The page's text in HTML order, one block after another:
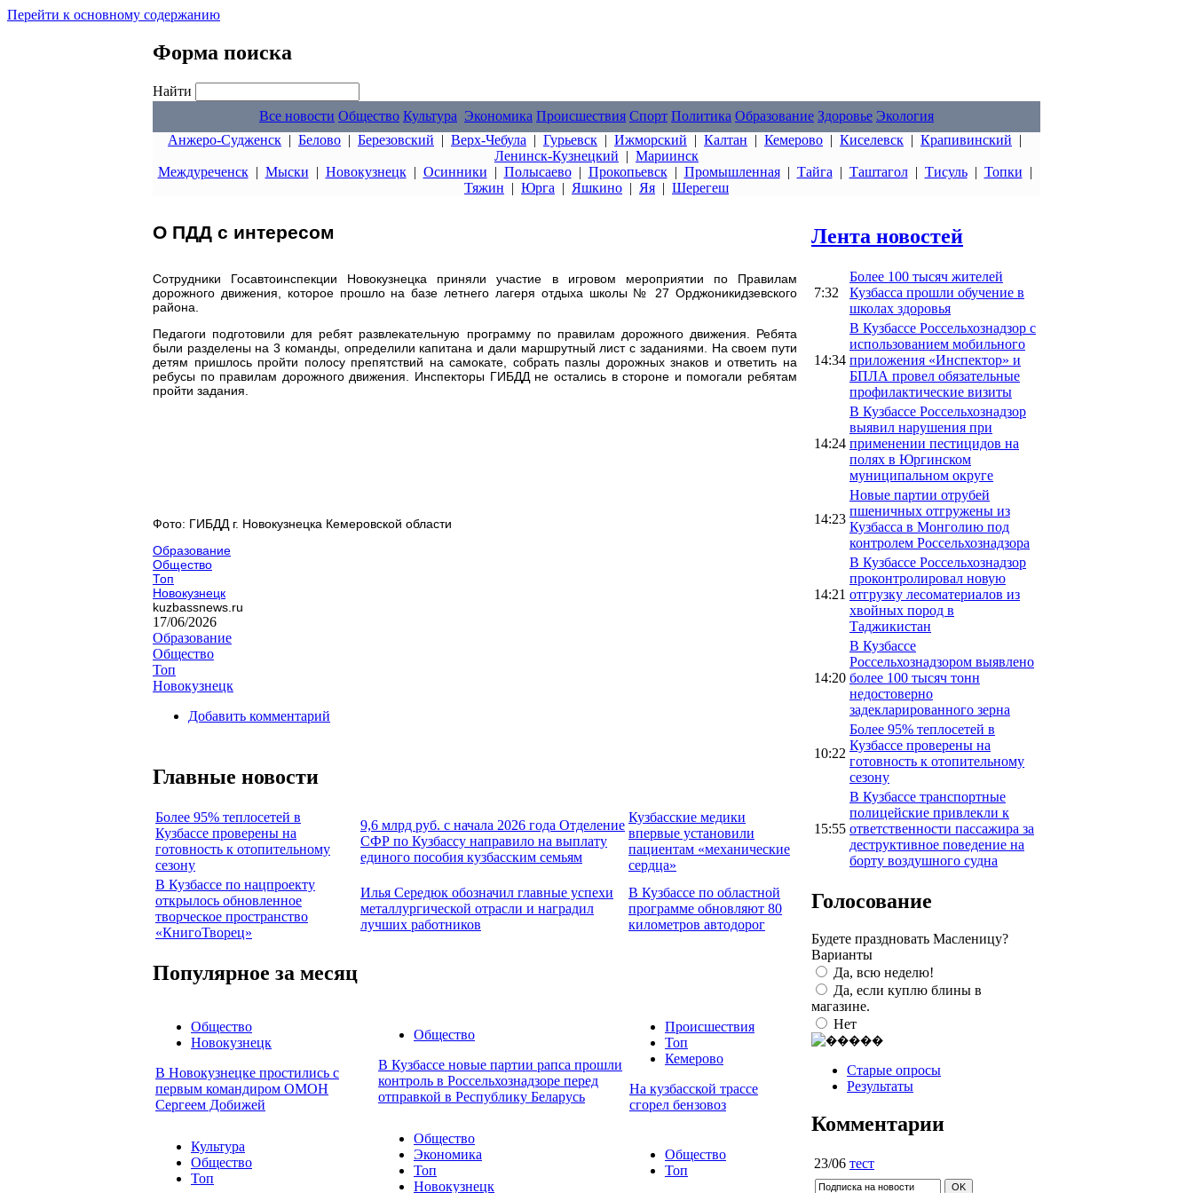
Перейти к основному содержанию
Форма поиска
Найти
Все новости Общество Культура Экономика Происшествия Спорт Политика Образование Здоровье Экология
Анжеро-Судженск | Белово | Березовский | Верх-Чебула | Гурьевск | Ижморский | Калтан | Кемерово | Киселевск | Крапивинский |
Ленинск-Кузнецкий | Мариинск
Междуреченск| Мыски | Новокузнецк| Осинники | Полысаево| Прокопьевск| Промышленная| Тайга | Таштагол| Тисуль| Топки |
Тяжин | Юрга | Яшкино | Яя | Шерегеш
О ПДД с интересом
Сотрудники Госавтоинспекции Новокузнецка приняли участие в игровом мероприятии по Правилам
дорожного движения, которое прошло на базе летнего лагеря отдыха школы № 27 Орджоникидзевского
района.
Педагоги подготовили для ребят развлекательную программу по правилам дорожного движения. Ребята
были разделены на 3 команды, определили капитана и дали маршрутный лист с заданиями. На своем пути
детям пришлось пройти полосу препятствий на самокате, собрать пазлы дорожных знаков и ответить на
ребусы по правилам дорожного движения. Инспекторы ГИБДД не остались в стороне и помогали ребятам
пройти задания.
Фото: ГИБДД г. Новокузнецка Кемеровской области
Образование
Общество
Топ
Новокузнецк
kuzbassnews.ru
17/06/2026
Образование
Общество
Топ
Новокузнецк
Добавить комментарий
Главные новости
Более 95% теплосетей в
Кузбассе проверены на
готовность к отопительному
сезону
9,6 млрд руб. с начала 2026 года Отделение
СФР по Кузбассу направило на выплату
единого пособия кузбасским семьям
Кузбасские медики
впервые установили
пациентам «механические
сердца»
В Кузбассе по нацпроекту
открылось обновленное
творческое пространство
«КнигоТворец»
Илья Середюк обозначил главные успехи
металлургической отрасли и наградил
лучших работников
В Кузбассе по областной
программе обновляют 80
километров автодорог
Популярное за месяц
Общество
Новокузнецк
В Новокузнецке простились с
первым командиром ОМОН
Сергеем Добижей
Общество
В Кузбассе новые партии рапса прошли
контроль в Россельхознадзоре перед
отправкой в Республику Беларусь
Происшествия
Топ
Кемерово
На кузбасской трассе
сгорел бензовоз
Культура
Общество
Топ
Общество
Экономика
Топ
Новокузнецк
Общество
Топ
Лента новостей
7:32
Более 100 тысяч жителей
Кузбасса прошли обучение в
школах здоровья
14:34
В Кузбассе Россельхознадзор с
использованием мобильного
приложения «Инспектор» и
БПЛА провел обязательные
профилактические визиты
14:24
В Кузбассе Россельхознадзор
выявил нарушения при
применении пестицидов на
полях в Юргинском
муниципальном округе
14:23
Новые партии отрубей
пшеничных отгружены из
Кузбасса в Монголию под
контролем Россельхознадзора
14:21
В Кузбассе Россельхознадзор
проконтролировал новую
отгрузку лесоматериалов из
хвойных пород в
Таджикистан
14:20
В Кузбассе
Россельхознадзором выявлено
более 100 тысяч тонн
недостоверно
задекларированного зерна
10:22
Более 95% теплосетей в
Кузбассе проверены на
готовность к отопительному
сезону
15:55
В Кузбассе транспортные
полицейские привлекли к
ответственности пассажира за
деструктивное поведение на
борту воздушного судна
Голосование
Будете праздновать Масленицу?
Варианты
Да, всю неделю!
Да, если куплю блины в
магазине.
Нет
Старые опросы
Результаты
Комментарии
23/06 тест